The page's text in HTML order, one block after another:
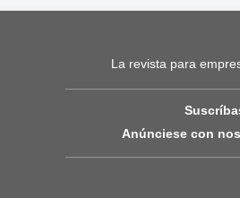
La revista para
Anúnciese con